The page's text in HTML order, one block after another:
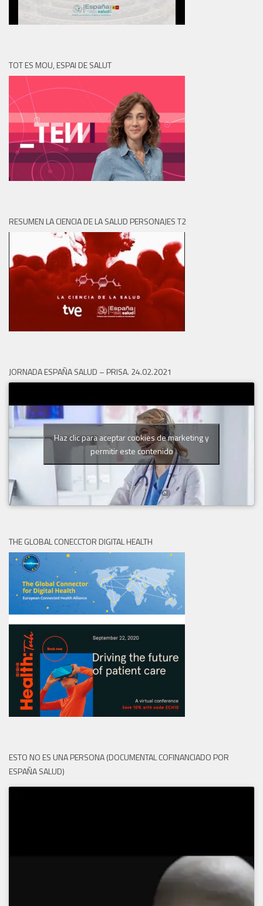
TOT ES MOU, ESPAI DE SALUT
RESUMEN LA CIENCIA DE LA SALUD PERSONAJES T2
JORNADA ESPAÑA SALUD – PRISA. 24.02.2021
Haz clic para aceptar cookies de marketing y
permitir este contenido
THE GLOBAL CONECCTOR DIGITAL HEALTH
ESTO NO ES UNA PERSONA (DOCUMENTAL COFINANCIADO POR
ESPAÑA SALUD)